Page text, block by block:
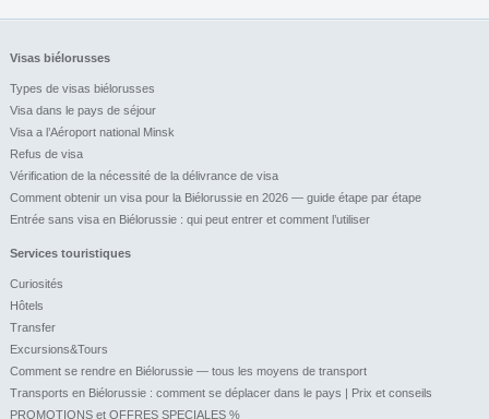
Visas biélorusses
Types de visas biélorusses
Visa dans le pays de séjour
Visa a l’Aéroport national Minsk
Refus de visa
Vérification de la nécessité de la délivrance de visa
Comment obtenir un visa pour la Biélorussie en 2026 — guide étape par étape
Entrée sans visa en Biélorussie : qui peut entrer et comment l’utiliser
Services touristiques
Curiosités
Hôtels
Transfer
Excursions&Tours
Comment se rendre en Biélorussie — tous les moyens de transport
Transports en Biélorussie : comment se déplacer dans le pays | Prix et conseils
PROMOTIONS et OFFRES SPECIALES %